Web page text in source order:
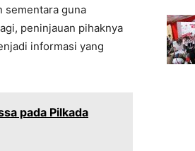
sementara guna
peninjauan pihaknya
informasi yang
pada Pilkada